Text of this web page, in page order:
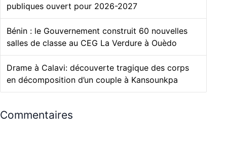
publiques ouvert pour 2026-2027
Bénin : le Gouvernement construit 60 nouvelles
salles de classe au CEG La Verdure à Ouèdo
Drame à Calavi: découverte tragique des corps
en décomposition d’un couple à Kansounkpa
Commentaires